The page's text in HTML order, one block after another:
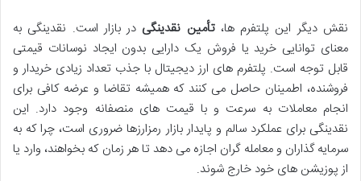
نقش دیگر این پلتفرم ها،تأمین نقدینگی در بازار است. نقدینگی به
معنای توانایی خرید یا فروش یک دارایی بدون ایجاد نوسانات قیمتی
قابل توجه است. پلتفرم های ارز دیجیتال با جذب تعداد زیادی خریدار و
فروشنده، اطمینان حاصل می کنند که همیشه تقاضا و عرضه کافی برای
انجام معاملات به سرعت و با قیمت های منصفانه وجود دارد. این
نقدینگی برای عملکرد سالم و پایدار بازار رمزارزها ضروری است، چرا که به
سرمایه گذاران و معامله گران اجازه می دهد تا هر زمان که بخواهند، وارد یا
از پوزیشن های خود خارج شوند.